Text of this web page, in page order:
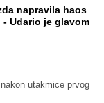
napravila haos
Udario je glavom
utakmice prvog